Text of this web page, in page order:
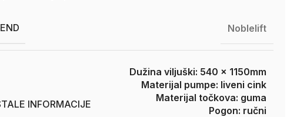
Noblelift
INFORMACIJE
Dužina viljuški: 540 x 1150mm
Materijal pumpe: liveni cink
Materijal točkova: guma
Pogon: ručni